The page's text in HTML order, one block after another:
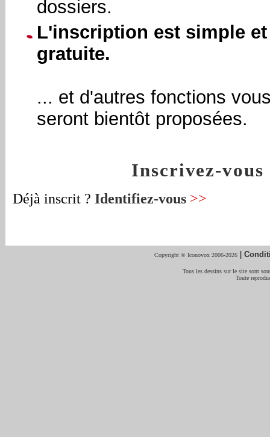
dossiers.
L'inscription est simple et
gratuite.
... et d'autres fonctions
seront bientôt proposées.
Inscrivez-vous
Déjà inscrit ? Identifiez-vous >>
Copyright © Iconovox 2006-2026 |
Tous les dessins sur le site sont
Toute